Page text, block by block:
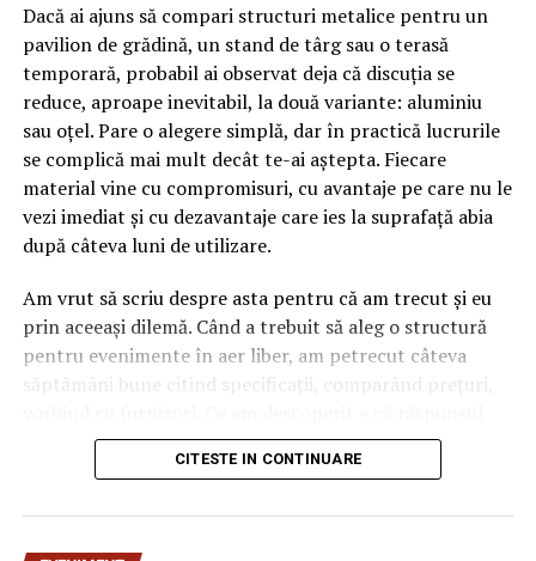
Dacă ai ajuns să compari structuri metalice pentru un
pavilion de grădină, un stand de târg sau o terasă
temporară, probabil ai observat deja că discuția se
reduce, aproape inevitabil, la două variante: aluminiu
sau oțel. Pare o alegere simplă, dar în practică lucrurile
se complică mai mult decât te-ai aștepta. Fiecare
material vine cu compromisuri, cu avantaje pe care nu le
vezi imediat și cu dezavantaje care ies la suprafață abia
după câteva luni de utilizare.
Am vrut să scriu despre asta pentru că am trecut și eu
prin aceeași dilemă. Când a trebuit să aleg o structură
pentru evenimente în aer liber, am petrecut câteva
săptămâni bune citind specificații, comparând prețuri,
„corect” depinde mult de context, de cât de des muți
pavilionul și de ce condiții meteo ai de înfruntat.
CITESTE IN CONTINUARE